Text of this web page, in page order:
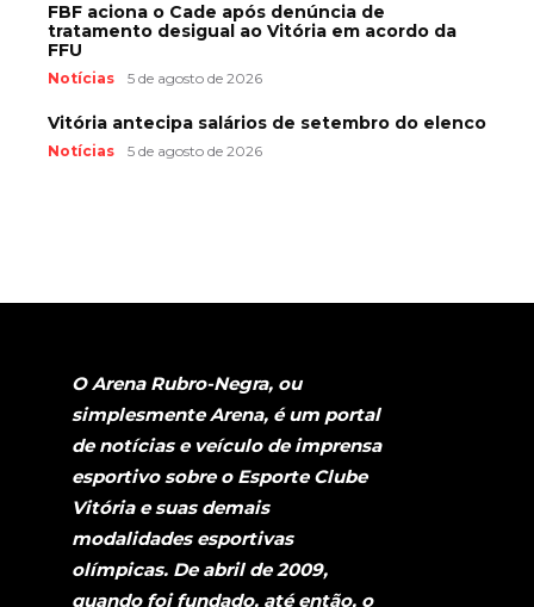
FBF aciona o Cade após denúncia de
tratamento desigual ao Vitória em acordo da
FFU
Notícias 5 de agosto de 2026
Vitória antecipa salários de setembro do elenco
Notícias 5 de agosto de 2026
O Arena Rubro-Negra, ou
simplesmente Arena, é um portal
de notícias e veículo de imprensa
esportivo sobre o Esporte Clube
Vitória e suas demais
modalidades esportivas
olímpicas. De abril de 2009,
quando foi fundado, até então, o